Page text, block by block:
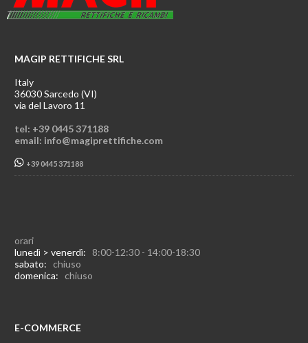
MAGIP RETTIFICHE SRL
Italy
36030 Sarcedo (VI)
via del Lavoro 11
tel: +39 0445 371188
email: info@magiprettifiche.com
+39 0445 371188
orari
lunedì > venerdì: 8:00-12:30 - 14:00-18:30
sabato: chiuso
domenica: chiuso
E-COMMERCE